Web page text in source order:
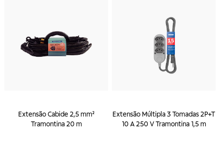
Extensão Cabide 2,5 mm²
Tramontina 20 m
Extensão Múltipla 3 Tomadas 2P+T
10 A 250 V Tramontina 1,5 m